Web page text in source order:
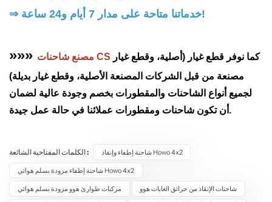
⇒
خدماتنا متاحة على مدار 7 أيام و24 ساعة!
»»» مصنع شاحنات CS كما نوفر قطع غيار (أصلية، وقطع غيار
مصنعة من قبل الشركات المصنعة الأصلية، وقطع غيار بديلة)
لجميع أنواع الشاحنات والمقطورات بخصم وجودة عالية لضمان
أن تكون شاحنات ومقطورات عملائنا في حالة عمل جيدة.
الكلمات المفتاحية الشائعة : شاحنة إطفاء وإنقاذ Howo 4x2
شاحنة إطفاء مزودة بسلم هوائي Howo 4x2
مركبات طوارئ هوو مزودة بسلم هوائي شاحنات الإنقاذ من حرائق الغابات هوو